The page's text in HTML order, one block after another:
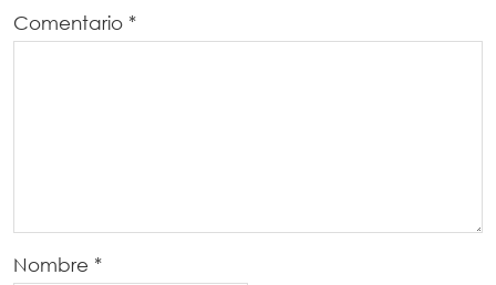
Comentario *
Nombre *